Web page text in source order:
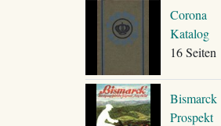
Corona
Katalog
16 Seiten
Bismarck
Prospekt